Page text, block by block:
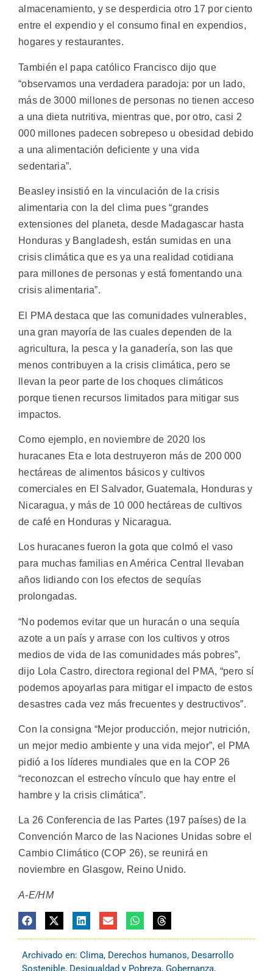
almacenamiento, y se desperdicia otro 17 por ciento
entre el expendio y el consumo final en expendios,
hogares y restaurantes.
También el papa católico Francisco dijo que
“observamos una verdadera paradoja: por un lado,
más de 3000 millones de personas no tienen acceso
a una dieta nutritiva, mientras que, por otro, casi 2
000 millones padecen sobrepeso u obesidad debido
a una alimentación deficiente y una vida
sedentaria”.
Beasley insistió en la vinculación de la crisis
alimentaria con la del clima pues “grandes
extensiones del planeta, desde Madagascar hasta
Honduras y Bangladesh, están sumidas en una
crisis climática que es ya una realidad cotidiana
para millones de personas y está fomentando una
crisis alimentaria”.
El PMA destaca que las comunidades vulnerables,
una gran mayoría de las cuales dependen de la
agricultura, la pesca y la ganadería, son las que
menos contribuyen a la crisis climática, pero se
llevan la peor parte de los choques climáticos
porque tienen recursos limitados para mitigar sus
impactos.
Como ejemplo, en noviembre de 2020 los
huracanes Eta e Iota destruyeron más de 200 000
hectáreas de alimentos básicos y cultivos
comerciales en El Salvador, Guatemala, Honduras y
Nicaragua, y más de 10 000 hectáreas de cultivos
de café en Honduras y Nicaragua.
Los huracanes fueron la gota que colmó el vaso
para muchas familias en América Central llevaban
años lidiando con los efectos de sequías
prolongadas.
“No podemos evitar que un huracán o una sequía
azote a un país y arrase con los cultivos y otros
medios de vida de las comunidades más pobres”,
dijo Lola Castro, directora regional del PMA, “pero sí
podemos apoyarlas para mitigar el impacto de estos
desastres cada vez más frecuentes y destructivos”.
Con la consigna “Mejor producción, mejor nutrición,
un mejor medio ambiente y una vida mejor”, el PMA
pidió a los líderes mundiales que en la COP 26
“reconozcan el estrecho vínculo que hay entre el
hambre y la crisis climática”.
La 26 Conferencia de las Partes (197 países) de la
Convención Marco de las Naciones Unidas sobre el
Cambio Climático (COP 26), se reunirá en
noviembre en Glasgow, Reino Unido.
A-E/HM
Archivado en: Clima, Derechos humanos, Desarrollo